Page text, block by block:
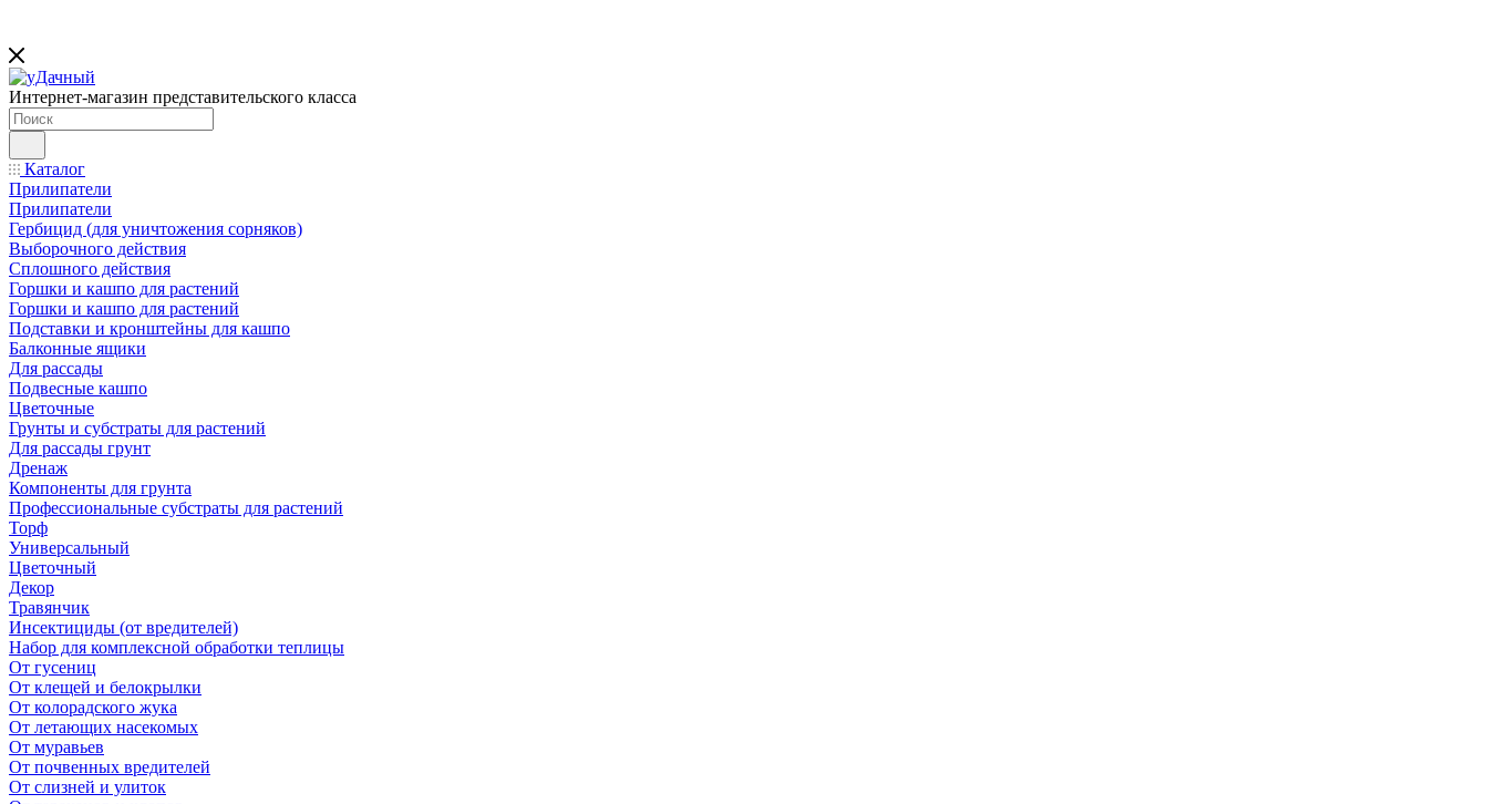
Интернет-магазин представительского класса
Каталог
Прилипатели
Прилипатели
Гербицид (для уничтожения сорняков)
Выборочного действия
Сплошного действия
Горшки и кашпо для растений
Горшки и кашпо для растений
Подставки и кронштейны для кашпо
Балконные ящики
Для рассады
Подвесные кашпо
Цветочные
Грунты и субстраты для растений
Для рассады грунт
Дренаж
Компоненты для грунта
Профессиональные субстраты для растений
Торф
Универсальный
Цветочный
Декор
Травянчик
Инсектициды (от вредителей)
Набор для комплексной обработки теплицы
От гусениц
От клещей и белокрылки
От колорадского жука
От летающих насекомых
От муравьев
От почвенных вредителей
От слизней и улиток